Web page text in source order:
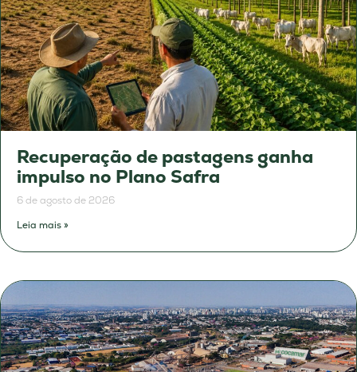
Recuperação de pastagens ganha
impulso no Plano Safra
6 de agosto de 2026
Leia mais »